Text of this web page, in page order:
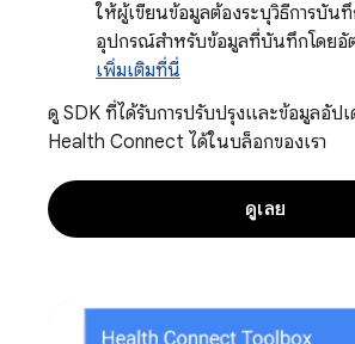
ให้ผู้เขียนข้อมูลต้องระบุวิธีการบัน
อุปกรณ์สำหรับข้อมูลที่บันทึกโดยอั
เพิ่มเติมที่นี่
ดู SDK ที่ได้รับการปรับปรุงและข้อมูลอัป
Health Connect ได้ในบล็อกของเรา
ดูเลย